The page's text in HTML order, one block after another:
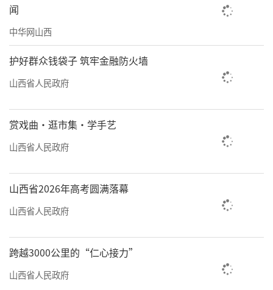
区地下水超采治理标杆。
在郭凡的手机视频里，记者看到一条身子
肥墩墩、滑溜溜，摆动起来憨态可掬的“娃娃
鱼”。“这是近日工作人员在汾河景区胜利码
头意外发现的。大鲵对生存的水环境要求非常
高，只能生活在洁净、清凉、溶氧量高的流水
中，这也是汾河太原城区段水质极佳的生动印
提档升级
习近平总书记对汾河治理的要求不仅
是“水量丰起来”“水质好起来”，还要“风
闻
中华网山西
护好群众钱袋子 筑牢金融防火墙
山西省人民政府
赏戏曲·逛市集·学手艺
山西省人民政府
山西省2026年高考圆满落幕
山西省人民政府
跨越3000公里的“仁心接力”
山西省人民政府